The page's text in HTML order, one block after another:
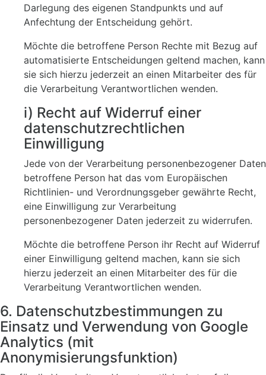
Darlegung des eigenen Standpunkts und auf
Anfechtung der Entscheidung gehört.
Möchte die betroffene Person Rechte mit Bezug auf
automatisierte Entscheidungen geltend machen, kann
sie sich hierzu jederzeit an einen Mitarbeiter des für
die Verarbeitung Verantwortlichen wenden.
i) Recht auf Widerruf einer
datenschutzrechtlichen
Einwilligung
Jede von der Verarbeitung personenbezogener Daten
betroffene Person hat das vom Europäischen
Richtlinien- und Verordnungsgeber gewährte Recht,
eine Einwilligung zur Verarbeitung
personenbezogener Daten jederzeit zu widerrufen.
Möchte die betroffene Person ihr Recht auf Widerruf
einer Einwilligung geltend machen, kann sie sich
hierzu jederzeit an einen Mitarbeiter des für die
Verarbeitung Verantwortlichen wenden.
6. Datenschutzbestimmungen zu
Einsatz und Verwendung von Google
Analytics (mit
Anonymisierungsfunktion)